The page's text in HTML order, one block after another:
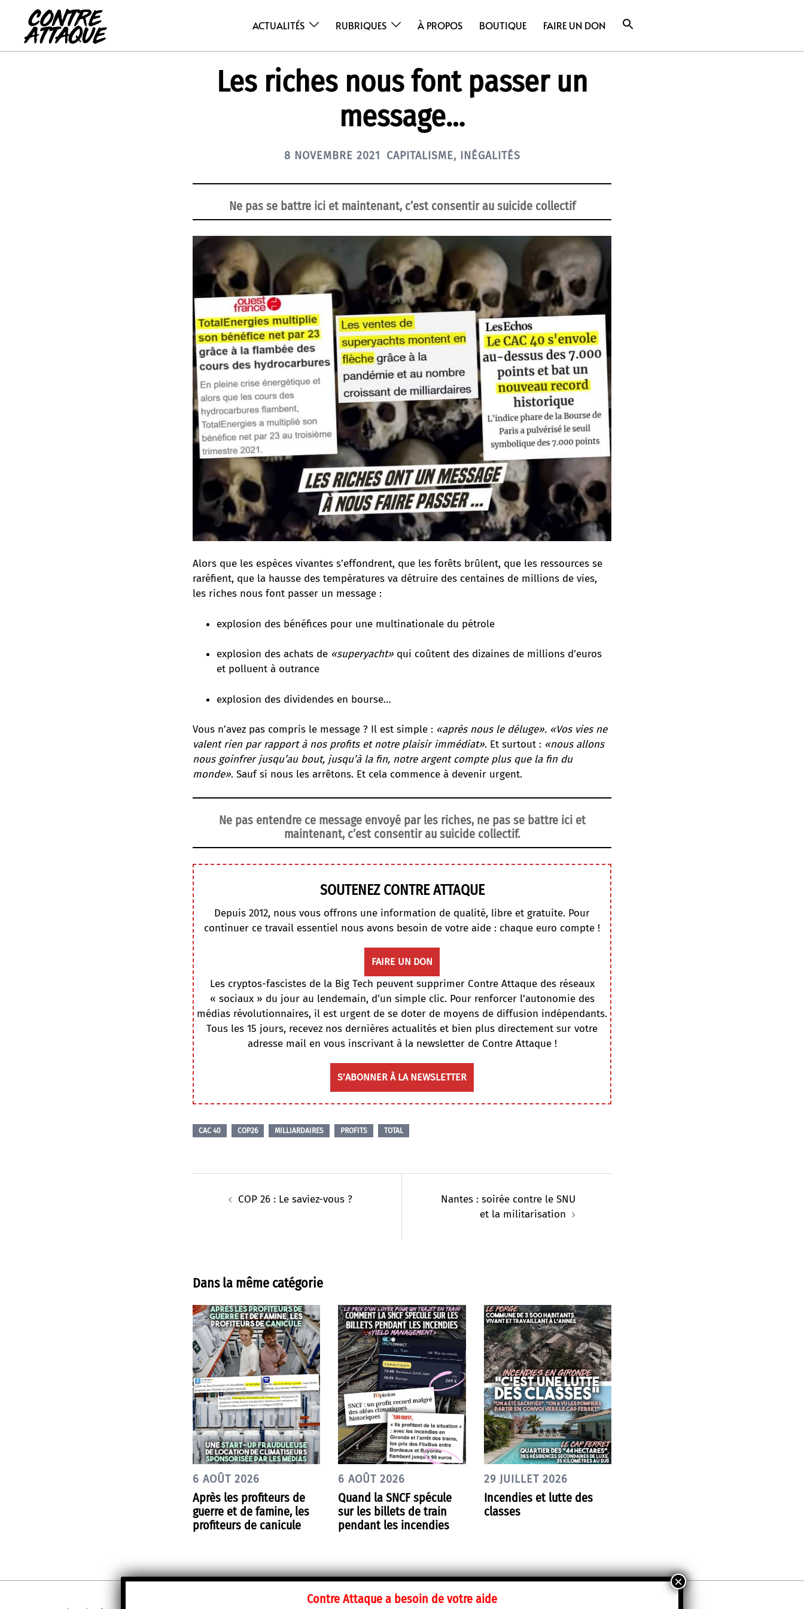
contenu
ACTUALITÉS RUBRIQUES À PROPOS BOUTIQUE FAIRE UN DON
Les riches nous font passer un
message…
8 NOVEMBRE 2021 CAPITALISME, INÉGALITÉS
Ne pas se battre ici et maintenant, c’est consentir au suicide collectif
Alors que les espèces vivantes s’effondrent, que les forêts brûlent, que les ressources se
raréfient, que la hausse des températures va détruire des centaines de millions de vies,
les riches nous font passer un message :
explosion des bénéfices pour une multinationale du pétrole
explosion des achats de «superyacht» qui coûtent des dizaines de millions d’euros
et polluent à outrance
explosion des dividendes en bourse…
Vous n’avez pas compris le message ? Il est simple : «après nous le déluge». «Vos vies ne
valent rien par rapport à nos profits et notre plaisir immédiat». Et surtout : «nous allons
nous goinfrer jusqu’au bout, jusqu’à la fin, notre argent compte plus que la fin du
monde». Sauf si nous les arrêtons. Et cela commence à devenir urgent.
Ne pas entendre ce message envoyé par les riches, ne pas se battre ici et
maintenant, c’est consentir au suicide collectif.
SOUTENEZ CONTRE ATTAQUE
Depuis 2012, nous vous offrons une information de qualité, libre et gratuite. Pour
continuer ce travail essentiel nous avons besoin de votre aide : chaque euro compte !
FAIRE UN DON
Les cryptos-fascistes de la Big Tech peuvent supprimer Contre Attaque des réseaux
« sociaux » du jour au lendemain, d’un simple clic. Pour renforcer l’autonomie des
médias révolutionnaires, il est urgent de se doter de moyens de diffusion indépendants.
Tous les 15 jours, recevez nos dernières actualités et bien plus directement sur votre
adresse mail en vous inscrivant à la newsletter de Contre Attaque !
S’ABONNER À LA NEWSLETTER
CAC 40 COP26 MILLIARDAIRES PROFITS TOTAL
d’articleCOP 26 : Le saviez-vous ?
Nantes : soirée contre le SNU
et la militarisation
Dans la même catégorie
6 AOÛT 2026
Après les profiteurs de
guerre et de famine, les
profiteurs de canicule
6 AOÛT 2026
Quand la SNCF spécule
sur les billets de train
pendant les incendies
29 JUILLET 2026
Incendies et lutte des
classes
Contre Attaque a besoin de votre aide